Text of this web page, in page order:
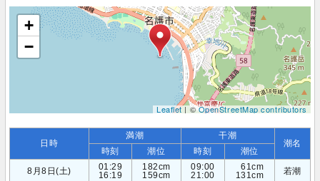
+
−
Leaflet| ©OpenStreetMap contributors
日時
満潮 干潮
潮名
時刻 潮位 時刻
潮位
8月8日(土)
01:29
16:19
182cm
159cm
09:00
21:00
61cm
131cm
若潮